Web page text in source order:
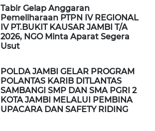
Tabir Gelap Anggaran
Pemeliharaan PTPN IV REGIONAL
IV PT.BUKIT KAUSAR JAMBI T/A
2026, NGO Minta Aparat Segera
Usut
POLDA JAMBI GELAR PROGRAM
POLANTAS KARIB DITLANTAS
SAMBANGI SMP DAN SMA PGRI 2
KOTA JAMBI MELALUI PEMBINA
UPACARA DAN SAFETY RIDING